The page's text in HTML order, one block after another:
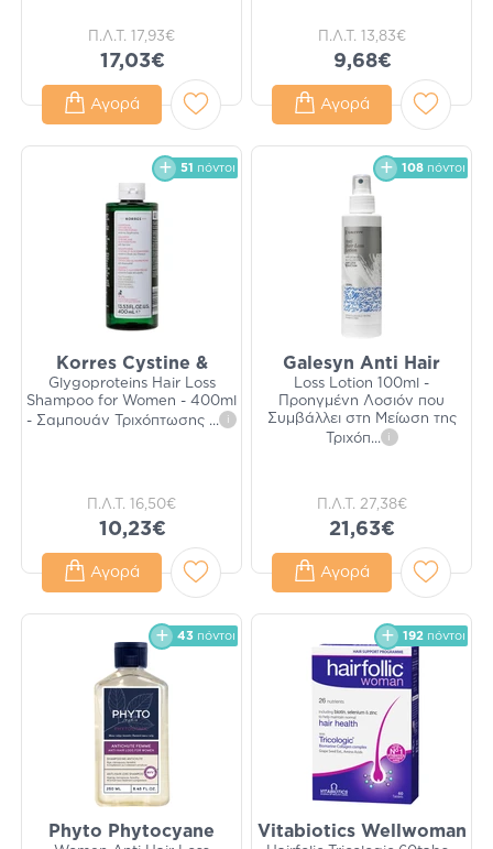
Π.Λ.Τ. 17,93€
17,03€
Αγορά
Π.Λ.Τ. 13,83€
9,68€
Αγορά
51 πόντοι
Korres Cystine &
Glygoproteins Hair Loss
Shampoo for Women - 400ml
- Σαμπουάν Τριχόπτωσης ... i
Π.Λ.Τ. 16,50€
10,23€
Αγορά
108 πόντοι
Galesyn Anti Hair
Loss Lotion 100ml -
Προηγμένη Λοσιόν που
Συμβάλλει στη Μείωση της
Τριχόπ... i
Π.Λ.Τ. 27,38€
21,63€
Αγορά
43 πόντοι
Phyto Phytocyane
192 πόντοι
Vitabiotics Wellwoman